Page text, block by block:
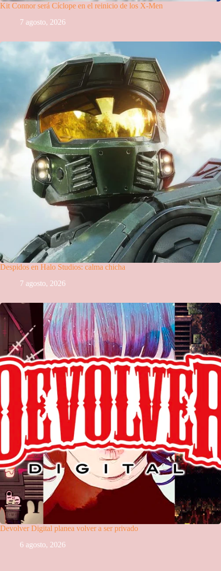
Kit Connor será Cíclope en el reinicio de los X-Men
7 agosto, 2026
Despidos en Halo Studios: calma chicha
7 agosto, 2026
Devolver Digital planea volver a ser privado
6 agosto, 2026